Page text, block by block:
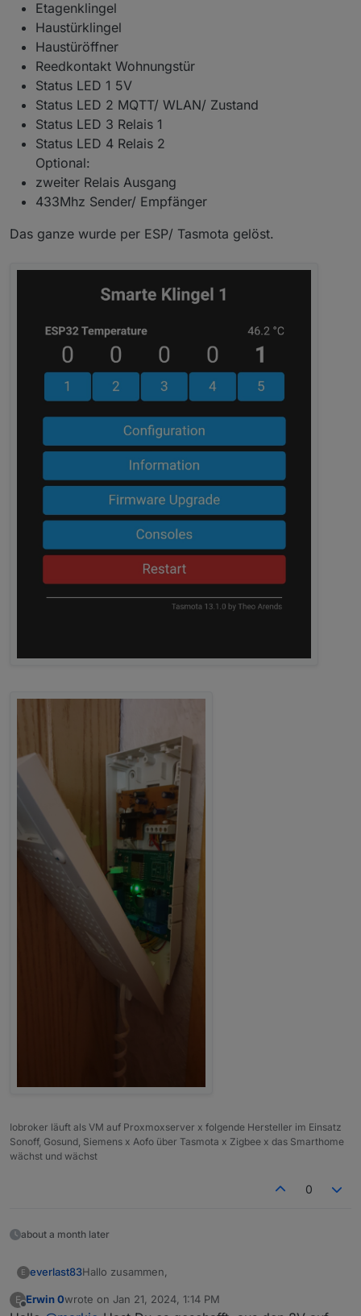
Etagenklingel
Haustürklingel
Haustüröffner
Reedkontakt Wohnungstür
Status LED 1 5V
Status LED 2 MQTT/ WLAN/ Zustand
Status LED 3 Relais 1
Status LED 4 Relais 2
Optional:
zweiter Relais Ausgang
433Mhz Sender/ Empfänger
Das ganze wurde per ESP/ Tasmota gelöst.
Iobroker läuft als VM auf Proxmoxserver x folgende Hersteller im Einsatz
Sonoff, Gosund, Siemens x Aofo über Tasmota x Zigbee x das Smarthome
wächst und wächst
0
about a month later
E everlast83Hallo zusammen,
super Projekt. Das steht bei mir demnächst auch an.
E
Offline
Erwin 0wrote on Jan 21, 2024, 1:14 PM
last edited by